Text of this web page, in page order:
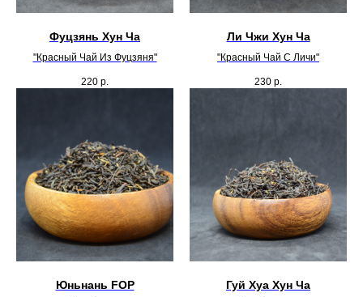
Фуцзянь Хун Ча
"Красный Чай Из Фуцзяня"
220 р.
Ли Чжи Хун Ча
"Красный Чай С Личи"
230 р.
Юньнань FOP Гуй Хуа Хун Ча